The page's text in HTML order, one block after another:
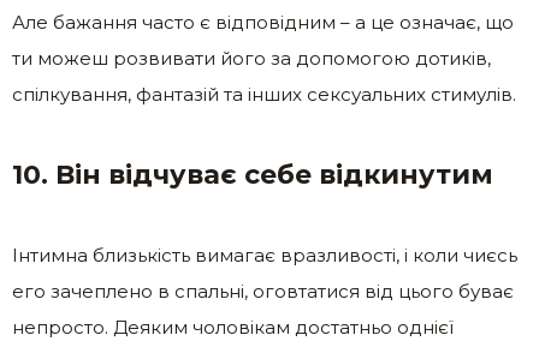
Але бажання часто є відповідним – а це означає, що
ти можеш розвивати його за допомогою дотиків,
спілкування, фантазій та інших сексуальних стимулів.
10. Він відчуває себе відкинутим
Інтимна близькість вимагає вразливості, і коли чиєсь
его зачеплено в спальні, оговтатися від цього буває
непросто. Деяким чоловікам достатньо однієї